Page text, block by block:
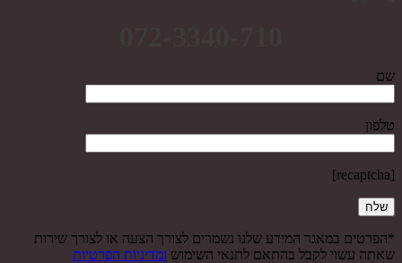
שם
טלפון
[recaptcha]
*הפרטים במאגר המידע שלנו נשמרים לצורך הצעה או לצורך שירות
שאתה עשוי לקבל בהתאם לתנאי השימוש ומדיניות הפרטיות